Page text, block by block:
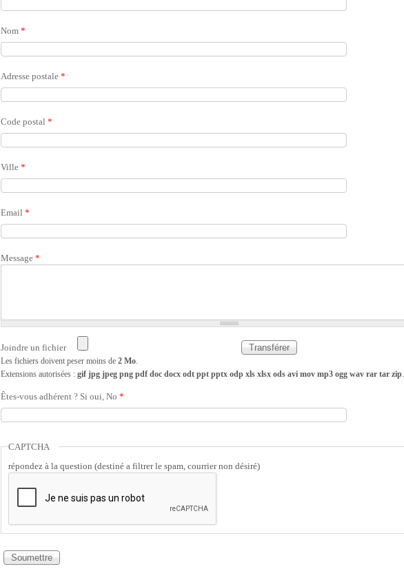
Nom*
Adresse postale*
Code postal*
Ville*
Email*
Message*
Joindre un fichier
Les fichiers doivent peser moins de2 Mo.
Extensions autorisées :gif jpg jpeg png pdf doc docx odt ppt pptx odp xls xlsx ods avi mov mp3 ogg wav rar tar zip.
Êtes-vous adhérent ? Si oui, No*
CAPTCHA
répondez à la question (destiné a filtrer le spam, courrier non désiré)